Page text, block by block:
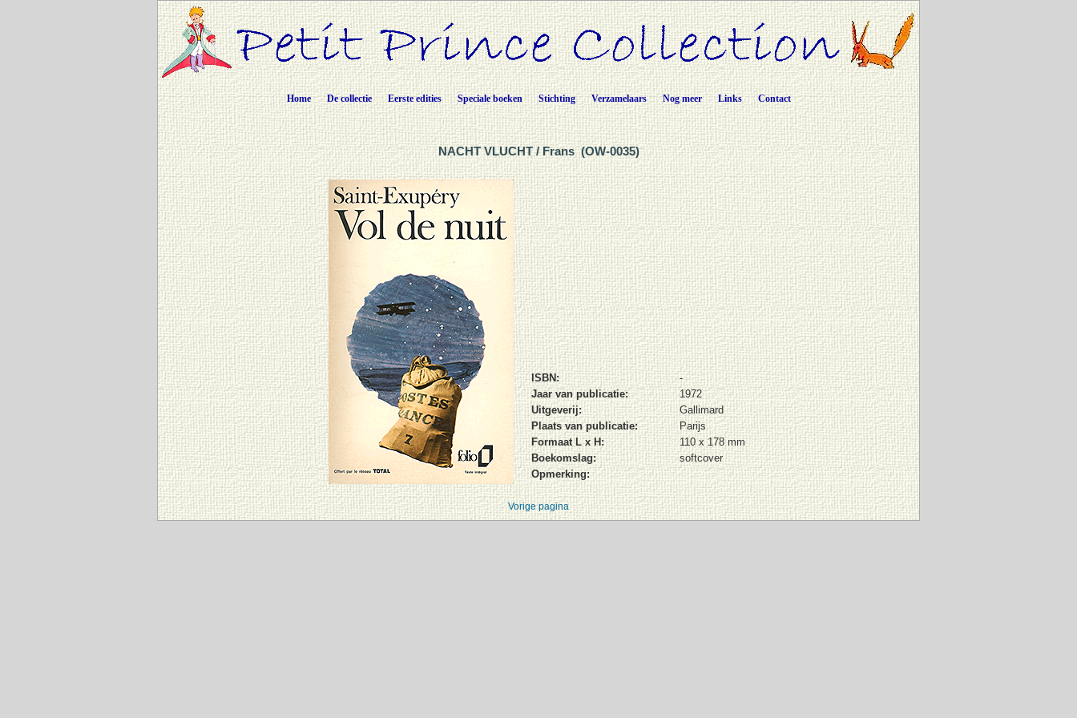
Home De collectie Eerste edities Speciale boeken Stichting Verzamelaars Nog meer Links Contact
NACHT VLUCHT / Frans (OW-0035)
ISBN:
-
Jaar van publicatie:
1972
Uitgeverij:
Gallimard
Plaats van publicatie:
Parijs
Formaat L x H:
110 x 178 mm
Boekomslag:
softcover
Opmerking:
Vorige pagina